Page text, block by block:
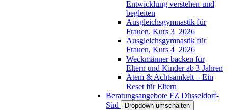
Entwicklung verstehen und
begleiten
Ausgleichsgymnastik für
Frauen, Kurs 3_2026
Ausgleichsgymnastik für
Frauen, Kurs 4_2026
Weckmänner backen für
Eltern und Kinder ab 3 Jahren
Atem & Achtsamkeit – Ein
Reset für Eltern
Beratungsangebote FZ Düsseldorf-
Süd
Dropdown umschalten